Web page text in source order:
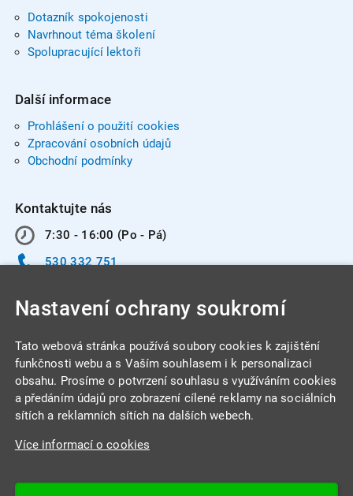
Dotazník spokojenosti
Navrhnout téma školení
Spolupracující lektoři
Další informace
Prohlášení o použití cookies
Zpracování osobních údajů
Obchodní podmínky
Kontaktujte nás
7:30 - 16:00 (Po - Pá)
530 332 751
INTEGRA CENTRUM s.r.o.
Jabloňová 662/7
Nastavení ochrany soukromí
Tato webová stránka používá soubory cookies k zajištění
funkčnosti webu a s Vaším souhlasem i k personalizaci
obsahu. Prosíme o potvrzení souhlasu s využíváním cookies
a předáním údajů pro zobrazení cílené reklamy na sociálních
sítích a reklamních sítích na dalších webech.
Více informací o cookies